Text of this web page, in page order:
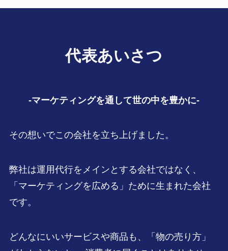
代表あいさつ
-マーケティングを通して世の中を豊かに-
その想いでこの会社を立ち上げました。
弊社は運用代行をメインとする会社ではなく、
「マーケティングを広める」ために生まれた会社
です。
どんなにいいサービスや商品も、「物の売り方」